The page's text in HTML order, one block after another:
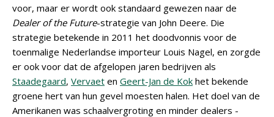
voor, maar er wordt ook standaard gewezen naar de
Dealer of the Future-strategie van John Deere. Die
strategie betekende in 2011 het doodvonnis voor de
toenmalige Nederlandse importeur Louis Nagel, en zorgde
er ook voor dat de afgelopen jaren bedrijven als
Staadegaard, Vervaet en Geert-Jan de Kok het bekende
groene hert van hun gevel moesten halen. Het doel van de
Amerikanen was schaalvergroting en minder dealers -